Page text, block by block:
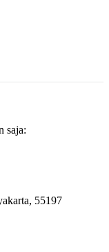
saja:
55197